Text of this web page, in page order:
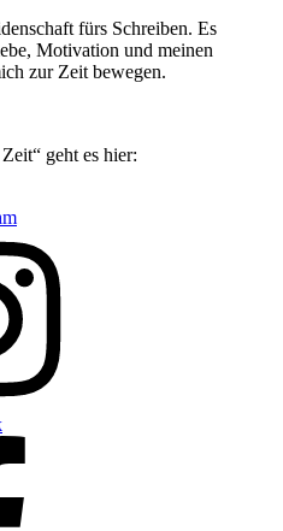
fürs Schreiben. Es
Motivation und meinen
zur Zeit bewegen.
geht es hier: